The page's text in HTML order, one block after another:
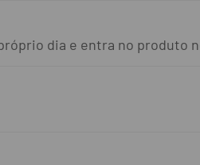
dia e entra no produto